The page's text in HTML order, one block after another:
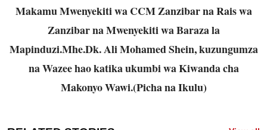
Makamu Mwenyekiti wa CCM Zanzibar na Rais wa
Zanzibar na Mwenyekiti wa Baraza la
Mapinduzi.Mhe.Dk. Ali Mohamed Shein, kuzungumza
na Wazee hao katika ukumbi wa Kiwanda cha
Makonyo Wawi.(Picha na Ikulu)